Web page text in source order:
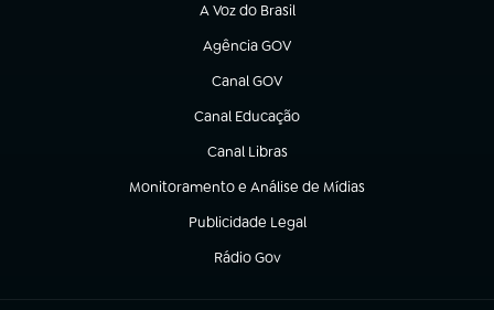
A Voz do Brasil
(abre em nova aba)
Agência GOV
(abre em nova aba)
Canal GOV
(abre em nova aba)
Canal Educação
(abre em nova aba)
Canal Libras
(abre em nova aba)
Monitoramento e Análise de Mídias
(abre em nova aba)
Publicidade Legal
(abre em nova aba)
Rádio Gov
(abre em nova aba)